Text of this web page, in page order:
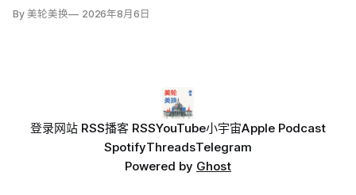
By 美轮美换 2026年8月6日
登录网站 RSS播客 RSSYouTube小宇宙Apple Podcast
SpotifyThreadsTelegram
Powered by Ghost